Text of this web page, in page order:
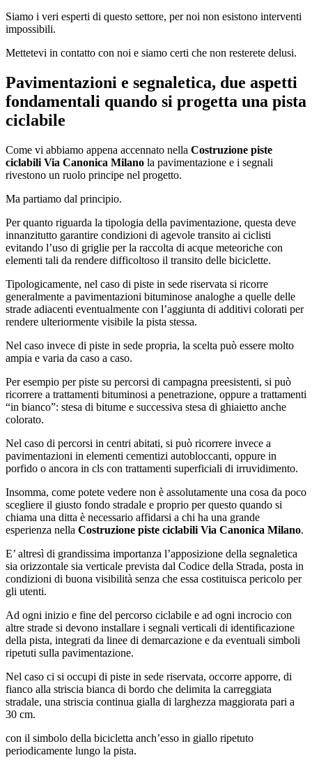
Siamo i veri esperti di questo settore, per noi non esistono interventi
impossibili.
Mettetevi in contatto con noi e siamo certi che non resterete delusi.
Pavimentazioni e segnaletica, due aspetti
fondamentali quando si progetta una pista
ciclabile
Come vi abbiamo appena accennato nella Costruzione piste
ciclabili Via Canonica Milano la pavimentazione e i segnali
rivestono un ruolo principe nel progetto.
Ma partiamo dal principio.
Per quanto riguarda la tipologia della pavimentazione, questa deve
innanzitutto garantire condizioni di agevole transito ai ciclisti
evitando l’uso di griglie per la raccolta di acque meteoriche con
elementi tali da rendere difficoltoso il transito delle biciclette.
Tipologicamente, nel caso di piste in sede riservata si ricorre
generalmente a pavimentazioni bituminose analoghe a quelle delle
strade adiacenti eventualmente con l’aggiunta di additivi colorati per
rendere ulteriormente visibile la pista stessa.
Nel caso invece di piste in sede propria, la scelta può essere molto
ampia e varia da caso a caso.
Per esempio per piste su percorsi di campagna preesistenti, si può
ricorrere a trattamenti bituminosi a penetrazione, oppure a trattamenti
“in bianco”: stesa di bitume e successiva stesa di ghiaietto anche
colorato.
Nel caso di percorsi in centri abitati, si può ricorrere invece a
pavimentazioni in elementi cementizi autobloccanti, oppure in
porfido o ancora in cls con trattamenti superficiali di irruvidimento.
Insomma, come potete vedere non è assolutamente una cosa da poco
scegliere il giusto fondo stradale e proprio per questo quando si
chiama una ditta è necessario affidarsi a chi ha una grande
esperienza nella Costruzione piste ciclabili Via Canonica Milano.
E’ altresì di grandissima importanza l’apposizione della segnaletica
sia orizzontale sia verticale prevista dal Codice della Strada, posta in
condizioni di buona visibilità senza che essa costituisca pericolo per
gli utenti.
Ad ogni inizio e fine del percorso ciclabile e ad ogni incrocio con
altre strade si devono installare i segnali verticali di identificazione
della pista, integrati da linee di demarcazione e da eventuali simboli
ripetuti sulla pavimentazione.
Nel caso ci si occupi di piste in sede riservata, occorre apporre, di
fianco alla striscia bianca di bordo che delimita la carreggiata
stradale, una striscia continua gialla di larghezza maggiorata pari a
30 cm.
con il simbolo della bicicletta anch’esso in giallo ripetuto
periodicamente lungo la pista.